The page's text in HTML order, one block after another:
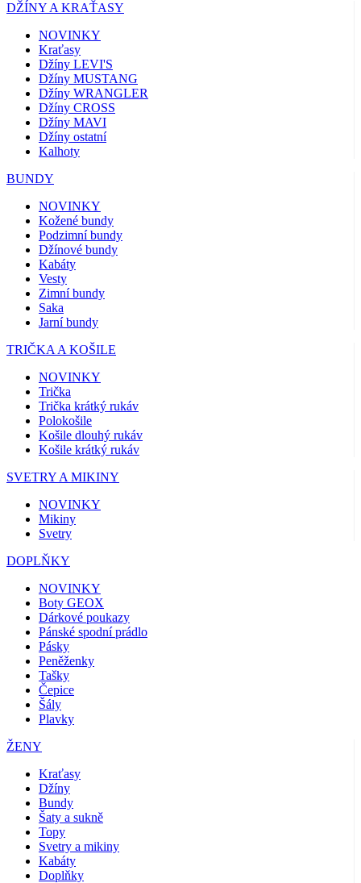
DŽÍNY A KRAŤASY
NOVINKY
Kraťasy
Džíny LEVI'S
Džíny MUSTANG
Džíny WRANGLER
Džíny CROSS
Džíny MAVI
Džíny ostatní
Kalhoty
BUNDY
NOVINKY
Kožené bundy
Podzimní bundy
Džínové bundy
Kabáty
Vesty
Zimní bundy
Saka
Jarní bundy
TRIČKA A KOŠILE
NOVINKY
Trička
Trička krátký rukáv
Polokošile
Košile dlouhý rukáv
Košile krátký rukáv
SVETRY A MIKINY
NOVINKY
Mikiny
Svetry
DOPLŇKY
NOVINKY
Boty GEOX
Dárkové poukazy
Pánské spodní prádlo
Pásky
Peněženky
Tašky
Čepice
Šály
Plavky
ŽENY
Kraťasy
Džíny
Bundy
Šaty a sukně
Topy
Svetry a mikiny
Kabáty
Doplňky